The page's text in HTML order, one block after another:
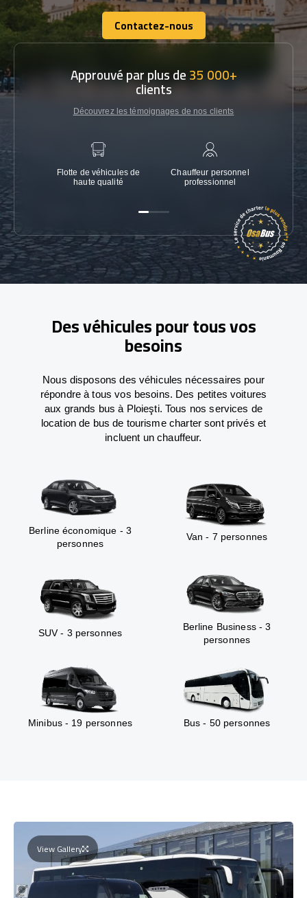
Contactez-nous
Contactez-nous
Approuvé par plus de35 000+
clients
Découvrez les témoignages de nos clients
Flotte de véhicules de
haute qualité
Chauffeur personnel
professionnel
Des véhicules pour tous vos
besoins
Nous disposons des véhicules nécessaires pour
répondre à tous vos besoins. Des petites voitures
aux grands bus à Ploieşti. Tous nos services de
location de bus de tourisme charter sont privés et
incluent un chauffeur.
Berline économique - 3
personnes
Van - 7 personnes
SUV - 3 personnes
Berline Business - 3
personnes
Minibus - 19 personnes Bus - 50 personnes
View Gallery